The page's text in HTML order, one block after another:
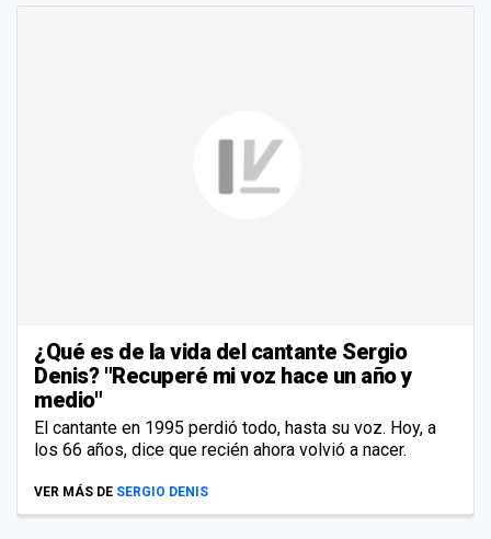
¿Qué es de la vida del cantante Sergio
Denis? "Recuperé mi voz hace un año y
medio"
El cantante en 1995 perdió todo, hasta su voz. Hoy, a
los 66 años, dice que recién ahora volvió a nacer.
VER MÁS DE SERGIO DENIS